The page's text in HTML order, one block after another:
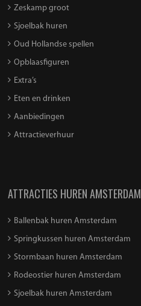
Zeskamp groot
Sjoelbak huren
Oud Hollandse spellen
Opblaasfiguren
Extra’s
Eten en drinken
Aanbiedingen
Attractieverhuur
ATTRACTIES HUREN AMSTERDAM
Ballenbak huren Amsterdam
Springkussen huren Amsterdam
Stormbaan huren Amsterdam
Rodeostier huren Amsterdam
Sjoelbak huren Amsterdam